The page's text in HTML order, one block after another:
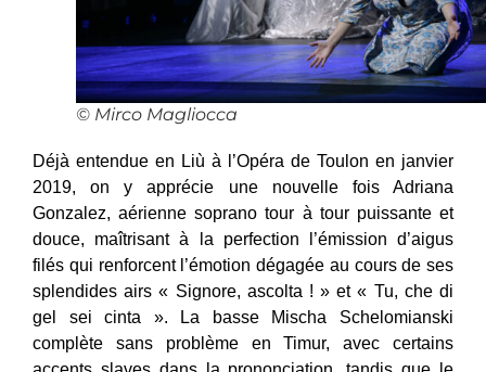
© Mirco Magliocca
Déjà entendue en Liù à l’Opéra de Toulon en janvier
2019, on y apprécie une nouvelle fois Adriana
Gonzalez, aérienne soprano tour à tour puissante et
douce, maîtrisant à la perfection l’émission d’aigus
filés qui renforcent l’émotion dégagée au cours de ses
splendides airs « Signore, ascolta ! » et « Tu, che di
gel sei cinta ». La basse Mischa Schelomianski
complète sans problème en Timur, avec certains